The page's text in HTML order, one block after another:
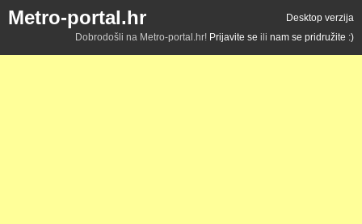
Metro-portal.hr
Desktop verzija
Dobrodošli na Metro-portal.hr! Prijavite se ili nam se pridružite :)